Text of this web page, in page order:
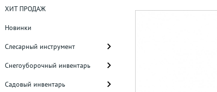
ХИТ ПРОДАЖ
Новинки
Слесарный инструмент
Снегоуборочный инвентарь
Садовый инвентарь